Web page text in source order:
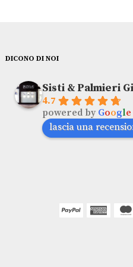
DICONO DI NOI
Sisti & Palmieri
4.7
powered by Google
lascia una